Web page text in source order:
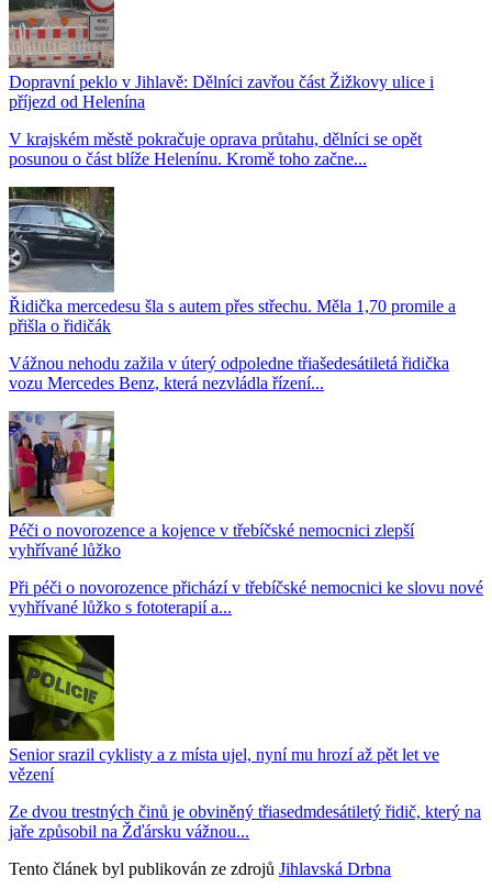
Dopravní peklo v Jihlavě: Dělníci zavřou část Žižkovy ulice i
příjezd od Helenína
V krajském městě pokračuje oprava průtahu, dělníci se opět
posunou o část blíže Helenínu. Kromě toho začne...
Řidička mercedesu šla s autem přes střechu. Měla 1,70 promile a
přišla o řidičák
Vážnou nehodu zažila v úterý odpoledne třiašedesátiletá řidička
vozu Mercedes Benz, která nezvládla řízení...
Péči o novorozence a kojence v třebíčské nemocnici zlepší
vyhřívané lůžko
Při péči o novorozence přichází v třebíčské nemocnici ke slovu nové
vyhřívané lůžko s fototerapií a...
Senior srazil cyklisty a z místa ujel, nyní mu hrozí až pět let ve
vězení
Ze dvou trestných činů je obviněný třiasedmdesátiletý řidič, který na
jaře způsobil na Žďársku vážnou...
Tento článek byl publikován ze zdrojů Jihlavská Drbna